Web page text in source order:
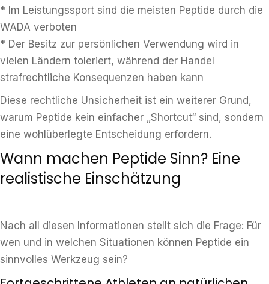
* Im Leistungssport sind die meisten Peptide durch die
WADA verboten
* Der Besitz zur persönlichen Verwendung wird in
vielen Ländern toleriert, während der Handel
strafrechtliche Konsequenzen haben kann
Diese rechtliche Unsicherheit ist ein weiterer Grund,
warum Peptide kein einfacher „Shortcut“ sind, sondern
eine wohlüberlegte Entscheidung erfordern.
Wann machen Peptide Sinn? Eine
realistische Einschätzung
Nach all diesen Informationen stellt sich die Frage: Für
wen und in welchen Situationen können Peptide ein
sinnvolles Werkzeug sein?